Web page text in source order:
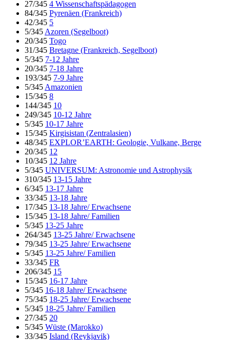
27/345 4 Wissenschaftspädagogen
84/345 Pyrenäen (Frankreich)
42/345 5
5/345 Azoren (Segelboot)
20/345 Togo
31/345 Bretagne (Frankreich, Segelboot)
5/345 7-12 Jahre
20/345 7-18 Jahre
193/345 7-9 Jahre
5/345 Amazonien
15/345 8
144/345 10
249/345 10-12 Jahre
5/345 10-17 Jahre
15/345 Kirgisistan (Zentralasien)
48/345 EXPLOR’EARTH: Geologie, Vulkane, Berge
20/345 12
10/345 12 Jahre
5/345 UNIVERSUM: Astronomie und Astrophysik
310/345 13-15 Jahre
6/345 13-17 Jahre
33/345 13-18 Jahre
17/345 13-18 Jahre/ Erwachsene
15/345 13-18 Jahre/ Familien
5/345 13-25 Jahre
264/345 13-25 Jahre/ Erwachsene
79/345 13-25 Jahre/ Erwachsene
5/345 13-25 Jahre/ Familien
33/345 FR
206/345 15
15/345 16-17 Jahre
5/345 16-18 Jahre/ Erwachsene
75/345 18-25 Jahre/ Erwachsene
5/345 18-25 Jahre/ Familien
27/345 20
5/345 Wüste (Marokko)
33/345 Island (Reykjavik)